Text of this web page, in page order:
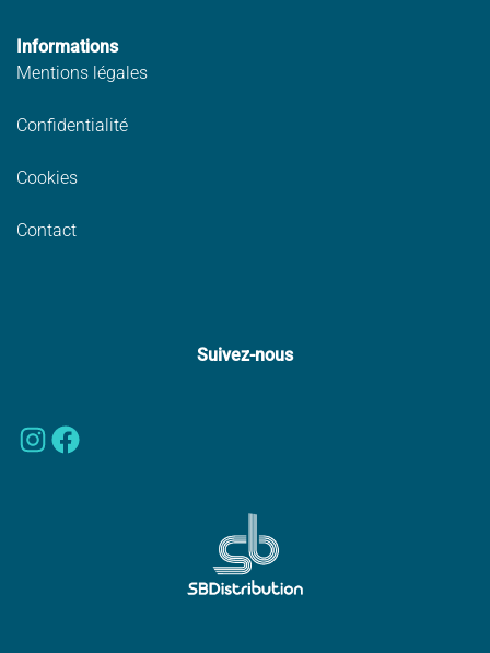
Informations
Mentions légales
Confidentialité
Cookies
Contact
Suivez-nous
Instagram
Facebook